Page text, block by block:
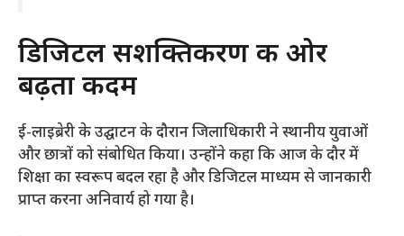
​डिजिटल सशक्तिकरण की ओर
बढ़ता कदम
​ई-लाइब्रेरी के उद्घाटन के दौरान जिलाधिकारी ने स्थानीय युवाओं
और छात्रों को संबोधित किया। उन्होंने कहा कि आज के दौर में
शिक्षा का स्वरूप बदल रहा है और डिजिटल माध्यम से जानकारी
प्राप्त करना अनिवार्य हो गया है।